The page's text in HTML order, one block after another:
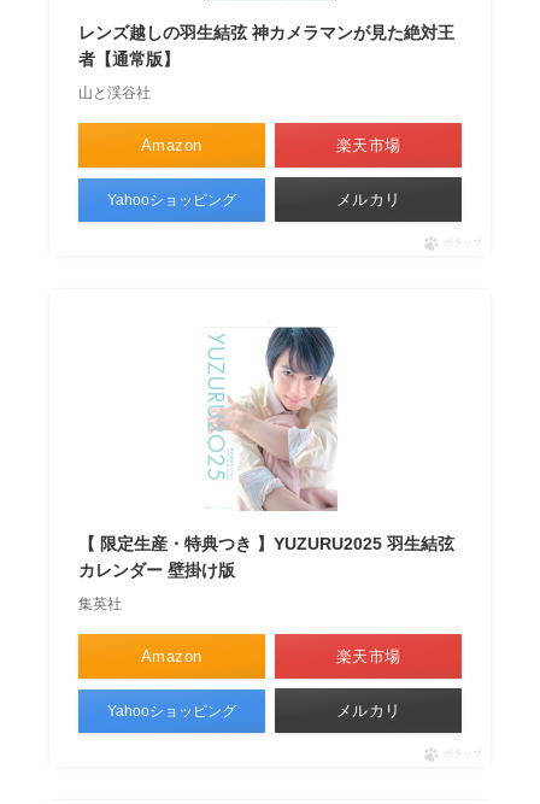
レンズ越しの羽生結弦 神カメラマンが見た絶対王
者【通常版】
山と渓谷社
Amazon 楽天市場
Yahooショッピング メルカリ
ポチップ
【 限定生産・特典つき 】YUZURU2025 羽生結弦
カレンダー 壁掛け版
集英社
Amazon 楽天市場
Yahooショッピング メルカリ
ポチップ